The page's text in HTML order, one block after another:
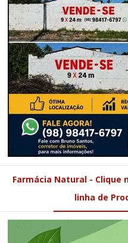
Farmácia Natural - Clique
linha de